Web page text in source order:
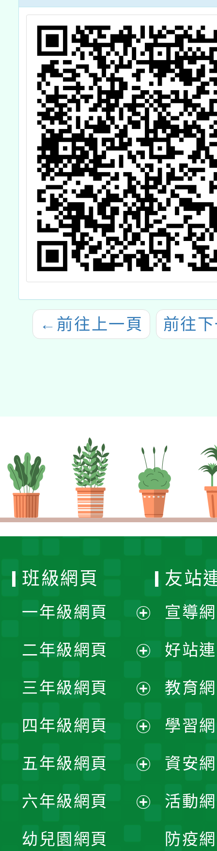
相
← 前往上一頁 前往
班級網頁
一年級網頁
開
選
單
二年級網頁
開
選
單
三年級網頁
開
選
單
四年級網頁
開
選
五年級網頁
開
六年級網頁
幼兒園網頁
友站
宣導
好站
教育
學習
資安
活動
防疫